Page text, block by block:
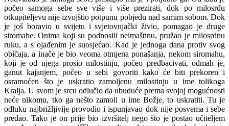
počeo samoga sebe sve više i više prezirati, dok po milosrđu
otkupiteljevu nije izvojštio potpunu pobjedu nad samim sobom. Dok
je još boravio u svijetu i svjetovnjački živio, pomagao je druge
siromahe. Onima koji su podnosili neimaštinu, pružao je milosrdnu
ruku, a s ojađenim je suosjećao. Kad je jednoga dana protiv svog
običaja, a inače je bio veoma otmjena ponašanja, nekom siromahu,
koji je od njega prosio milostinju, počeo predbacivati, odmah je,
ganut kajanjem, počeo u sebi govoriti kako će biti prekoren i
osramoćen što je uskratio zamoljenu milostinju u ime tolikoga
Kralja. U svom je srcu odlučio da ubuduće prema svojoj mogućnosti
neće nikomu, tko ga nešto zamoli u ime Božje, to uskratiti. Tu je
odluku najbrižljivije provodio i ispunjavao dok nije posvema i sebe
predao. Tako je on prije bio izvršitelj nego što je postao učiteljem